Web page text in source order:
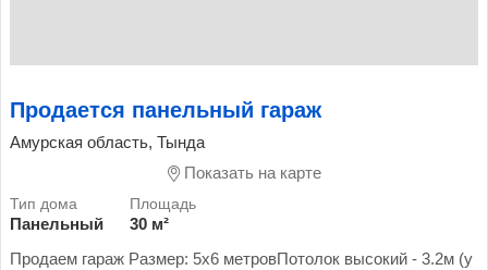
Продается панельный гараж
Амурская область, Тында
Показать на карте
Панельный
30 м²
Продаем гараж Размер: 5х6 метровПотолок высокий - 3.2м (у